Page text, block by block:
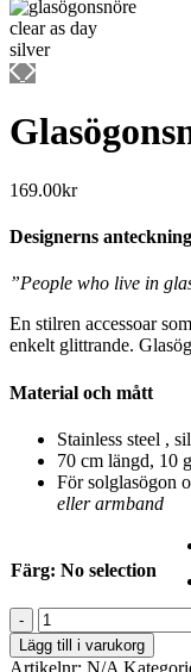
169.00kr
Designerns anteckning
”People who live in
En stilren accessoar
enkelt glittrande.
Material och mått
Stainless steel ,
70 cm längd, 10
För solglasögon
eller armband
Färg: No selection
Glasögonsnöre
-
Clear
Lägg till i varukorg
Artikelnr: N/A